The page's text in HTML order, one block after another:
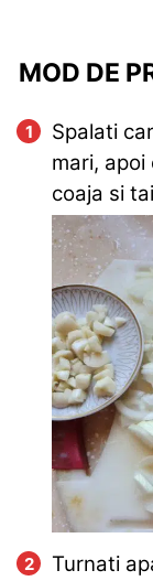
MOD DE
Spalati
mari,
coaja si
Turnati